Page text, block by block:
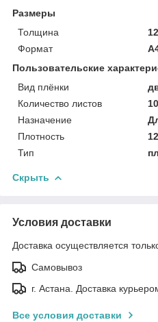
Размеры
Толщина
Формат
Пользовательские
Вид плёнки
Количество листов
Назначение
Плотность
Тип
Скрыть
Условия доставки
Доставка осуществляется
Самовывоз
г. Астана. Доставка
Все условия доставки